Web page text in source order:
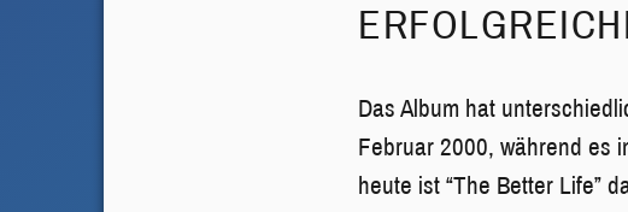
Das Album hat
Februar 2000, während es
heute ist “The Better Life”